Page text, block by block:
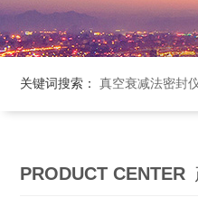
关键词搜索： 真空衰减法密封
PRODUCT CENTER